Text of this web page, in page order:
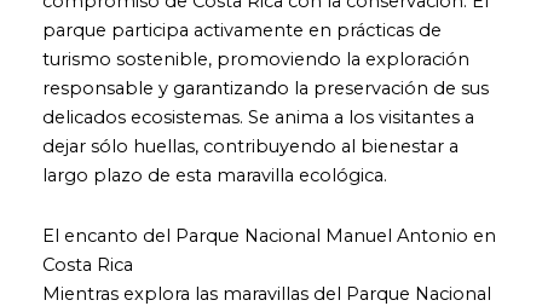
parque participa activamente en prácticas de
turismo sostenible, promoviendo la exploración
responsable y garantizando la preservación de sus
delicados ecosistemas. Se anima a los visitantes a
dejar sólo huellas, contribuyendo al bienestar a
largo plazo de esta maravilla ecológica.
El encanto del Parque Nacional Manuel Antonio en
Costa Rica
Mientras explora las maravillas del Parque Nacional